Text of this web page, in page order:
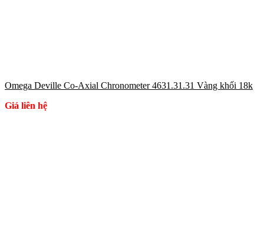
Omega Deville Co-Axial Chronometer 4631.31.31 Vàng khối 18k
Giá liên hệ